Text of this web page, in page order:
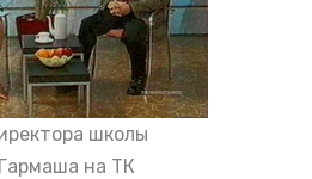
школы
на ТК